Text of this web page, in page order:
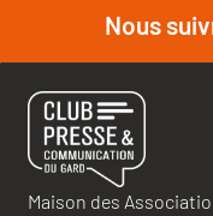
Nous
Maison des